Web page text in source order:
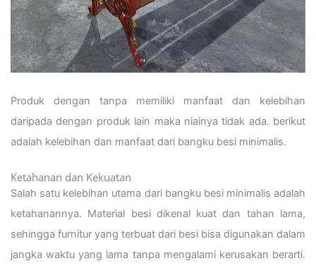
Produk dengan tanpa memiliki manfaat dan kelebihan
daripada dengan produk lain maka niainya tidak ada. berikut
adalah kelebihan dan manfaat dari bangku besi minimalis.
Ketahanan dan Kekuatan
Salah satu kelebihan utama dari bangku besi minimalis adalah
ketahanannya. Material besi dikenal kuat dan tahan lama,
sehingga furnitur yang terbuat dari besi bisa digunakan dalam
jangka waktu yang lama tanpa mengalami kerusakan berarti.